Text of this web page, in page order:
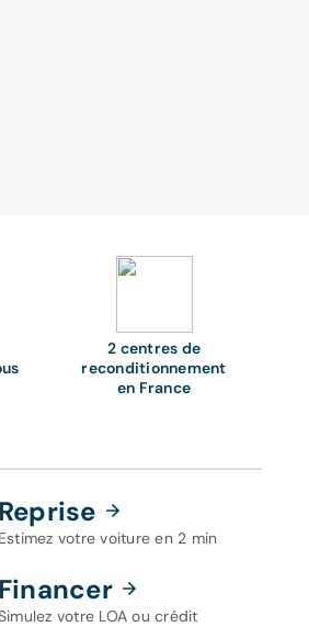
2 centres de
reconditionnement
en France
Reprise
Estimez votre voiture en 2 min
Financer
votre LOA ou crédit